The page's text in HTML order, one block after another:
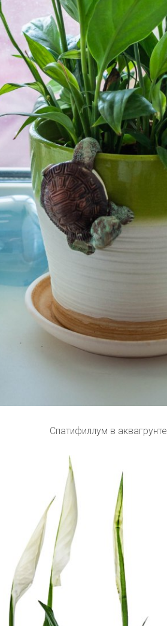
Спатифиллум в аквагрунте